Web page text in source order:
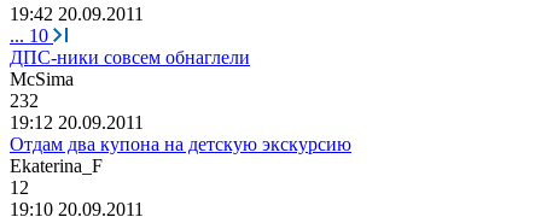
19:42 20.09.2011
... 10
ДПС-ники совсем обнаглели
McSima
232
19:12 20.09.2011
Отдам два купона на детскую экскурсию
Ekaterina_F
12
19:10 20.09.2011